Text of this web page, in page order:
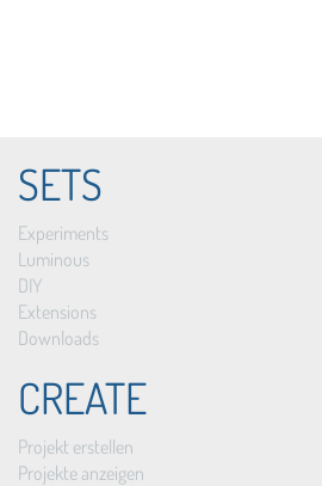
SETS
Experiments
Luminous
DIY
Extensions
Downloads
CREATE
Projekt erstellen
Projekte anzeigen